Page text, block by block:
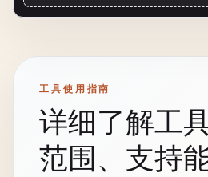
工具使用指南
详细了解工
范围、支持